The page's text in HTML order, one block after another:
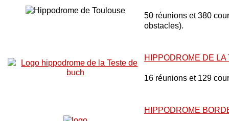
50 réunions et 380
obstacles).
HIPPODROME DE LA
16 réunions et 129
HIPPODROME